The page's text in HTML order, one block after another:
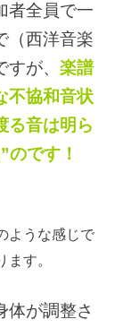
者全員で一
（西洋音楽
すが、楽譜
不協和音状
る音は明ら
のです！
ような感じで
す。
体が調整さ